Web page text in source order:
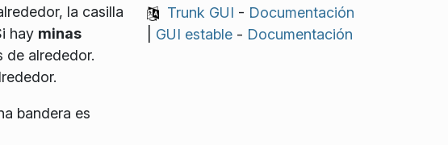
la casilla
hay minas
de alrededor.
bandera es
Trunk GUI - Documentación
GUI estable- Documentación